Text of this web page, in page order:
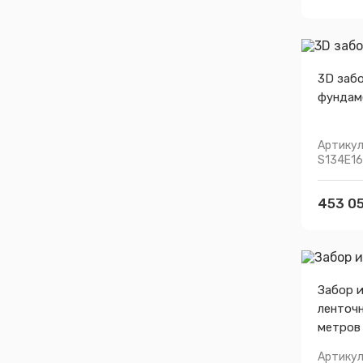
3D
453
Забор
метров